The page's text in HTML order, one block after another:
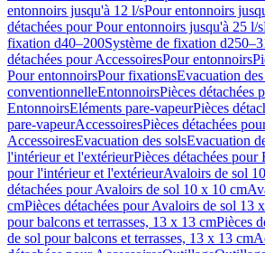
entonnoirs jusqu'à 12 l/sPour entonnoirs
détachées pour Pour entonnoirs jusqu'à 25 l/s
fixation d40–200Système de fixation
détachées pour AccessoiresPour entonnoirs
Pour entonnoirsPour fixationsEvacuation
conventionnelleEntonnoirsPièces détachées
EntonnoirsEléments pare-vapeurPièces
pare-vapeurAccessoiresPièces détachées
AccessoiresEvacuation des solsEvacuation
l'intérieur et l'extérieurPièces détachées
pour l'intérieur et l'extérieurAvaloirs de sol
détachées pour Avaloirs de sol 10 x 10 cm
cmPièces détachées pour Avaloirs de sol 13
pour balcons et terrasses, 13 x 13 cmPièces
de sol pour balcons et terrasses, 13 x 13 cm